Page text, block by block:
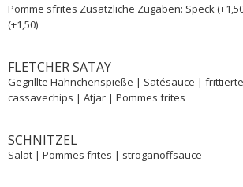
Pomme sfrites Zusätzliche Zugaben: Speck
(+1,50)
FLETCHER SATAY
Gegrillte Hähnchenspieße | Satésauce |
cassavechips | Atjar | Pommes frites
SCHNITZEL
Salat | Pommes frites | stroganoffsauce